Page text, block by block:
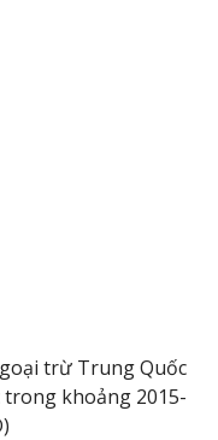
trừ Trung Quốc
khoảng 2015-